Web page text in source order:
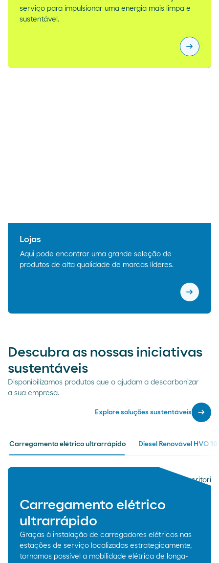
serviço para impulsionar uma energia mais limpa e
sustentável.
arrow_right_alt
Lojas
Aqui pode encontrar uma grande seleção de
produtos de alta qualidade de marcas líderes.
arrow_right_altLojas
Descubra as nossas iniciativas
sustentáveis
Disponibilizamos produtos que o ajudam a descarbonizar
a sua empresa.
Explore soluções sustentáveis arrow_right_alt
Carregamento elétrico ultrarrápido Diesel Renovável HVO
Carregamento elétrico
ultrarrápido
Graças à instalação de carregadores elétricos nas
estações de serviço localizadas estrategicamente,
tornamos possível a mobilidade elétrica de longa-